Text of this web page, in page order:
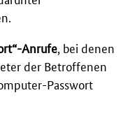
“-Anrufe, bei denen
der Betroffenen
-Passwort